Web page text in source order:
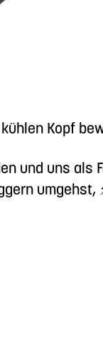
Kopf
und uns als
umgehst,